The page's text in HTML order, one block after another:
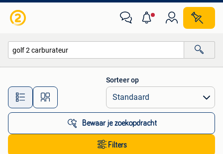
Alle afstanden…
Sorteer op
Bewaar je zoekopdracht
Filters